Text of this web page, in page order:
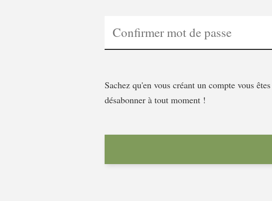
Sachez qu'en vous créant un compte vous
désabonner à tout moment !